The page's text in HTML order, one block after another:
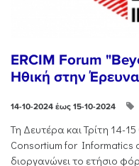
ERCIM Forum
Ηθική στην
14-10-2024 έως 15-10-2024
Τη Δευτέρα και Τρίτη 14-
Consortium for Informatics
διοργανώνει το ετήσιο